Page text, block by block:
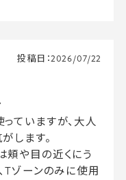
投稿日：2026/07/22
ていますが、大人
します。
頬や目の近くにう
Tゾーンのみに使用